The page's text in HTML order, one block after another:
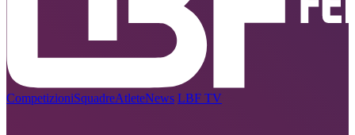
CompetizioniSquadreAtleteNews LBF TV